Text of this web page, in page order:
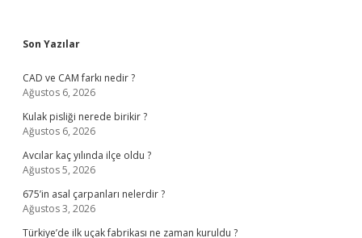
Sidebar
Son Yazılar
CAD ve CAM farkı nedir ?
Ağustos 6, 2026
Kulak pisliği nerede birikir ?
Ağustos 6, 2026
Avcılar kaç yılında ilçe oldu ?
Ağustos 5, 2026
675’in asal çarpanları nelerdir ?
Ağustos 3, 2026
Türkiye’de ilk uçak fabrikası ne zaman kuruldu ?